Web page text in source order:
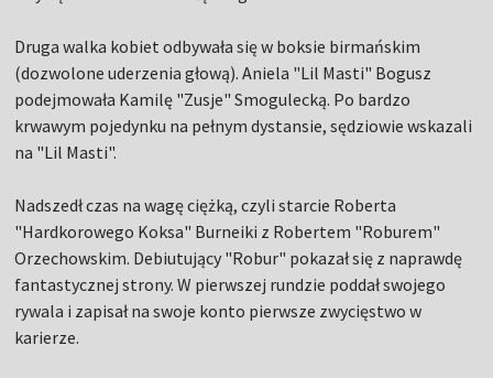
Druga walka kobiet odbywała się w boksie birmańskim
(dozwolone uderzenia głową). Aniela "Lil Masti" Bogusz
podejmowała Kamilę "Zusje" Smogulecką. Po bardzo
krwawym pojedynku na pełnym dystansie, sędziowie wskazali
na "Lil Masti".
Nadszedł czas na wagę ciężką, czyli starcie Roberta
"Hardkorowego Koksa" Burneiki z Robertem "Roburem"
Orzechowskim. Debiutujący "Robur" pokazał się z naprawdę
fantastycznej strony. W pierwszej rundzie poddał swojego
rywala i zapisał na swoje konto pierwsze zwycięstwo w
karierze.